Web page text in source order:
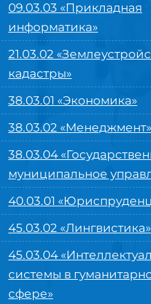
09.03.03 «Прикладная
информатика»
21.03.02
кадастры»
38.03.01 «Экономика»
38.03.02 «Менеджмент»
38.03.04
муниципальное
40.03.01
45.03.02 «Лингвистика»
45.03.04 «
системы в
сфере»